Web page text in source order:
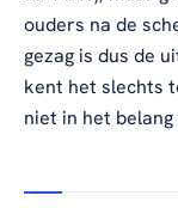
ouders na de
gezag is dus de
kent het slechts
niet in het